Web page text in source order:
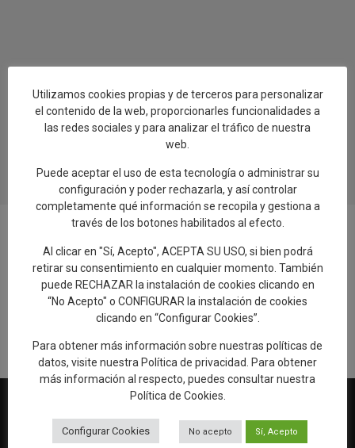
Añadir reseña en Google
Rellenar encuesta de calidad
Utilizamos cookies propias y de terceros para personalizar
el contenido de la web, proporcionarles funcionalidades a
las redes sociales y para analizar el tráfico de nuestra
web.
Puede aceptar el uso de esta tecnología o administrar su
configuración y poder rechazarla, y así controlar
completamente qué información se recopila y gestiona a
través de los botones habilitados al efecto.
Al clicar en "Sí, Acepto", ACEPTA SU USO, si bien podrá
retirar su consentimiento en cualquier momento. También
puede RECHAZAR la instalación de cookies clicando en
“No Acepto" o CONFIGURAR la instalación de cookies
clicando en “Configurar Cookies”.
Para obtener más información sobre nuestras políticas de
datos, visite nuestra Política de privacidad. Para obtener
más información al respecto, puedes consultar nuestra
Política de Cookies.
Configurar Cookies No acepto Sí, Acepto